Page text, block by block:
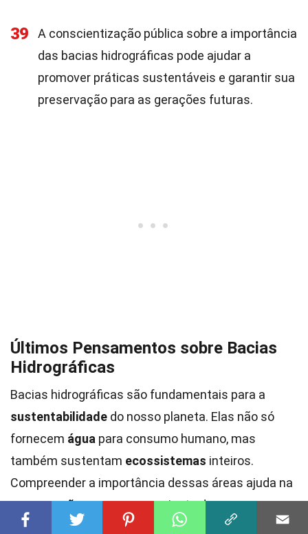
39
A conscientização pública sobre a importância
das bacias hidrográficas pode ajudar a
promover práticas sustentáveis e garantir sua
preservação para as gerações futuras.
Últimos Pensamentos sobre Bacias
Hidrográficas
Bacias hidrográficas são fundamentais para a
sustentabilidade do nosso planeta. Elas não só
fornecem água para consumo humano, mas
também sustentam ecossistemas inteiros.
Compreender a importância dessas áreas ajuda na
preservaçãoe no uso consciente dos recursos
hídricos. Além disso, as bacias desempenham um